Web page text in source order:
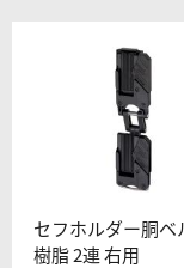
セフホルダー胴ベ
樹脂 2連 右用